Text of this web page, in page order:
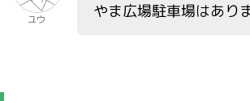
ユウ
やま広場駐車場はありま